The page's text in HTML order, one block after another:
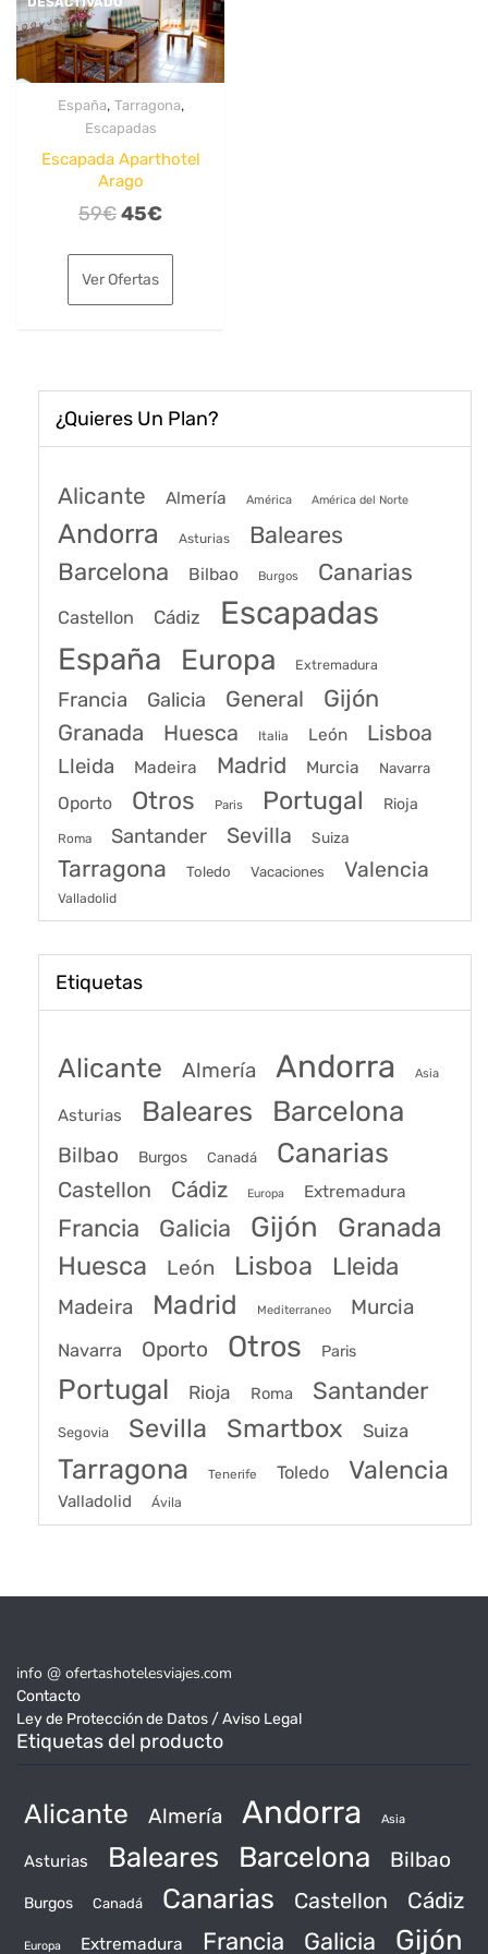
España, Tarragona,
Escapadas
Escapada Aparthotel
Arago
59€El
original
era:
45€El
es:
Ver Ofertas
¿Quieres Un Plan?
Alicante Almería América América del Norte
Andorra Asturias Baleares
Barcelona Bilbao Burgos Canarias
Castellon Cádiz Escapadas
España Europa Extremadura
Francia Galicia General Gijón
Granada Huesca Italia León Lisboa
Lleida Madeira Madrid Murcia Navarra
Oporto Otros Paris Portugal Rioja
Roma Santander Sevilla Suiza
Tarragona Toledo Vacaciones Valencia
Valladolid
Etiquetas
Alicante Almería Andorra Asia
Asturias Baleares Barcelona
Bilbao Burgos Canadá Canarias
Castellon Cádiz Europa Extremadura
Francia Galicia Gijón Granada
Huesca León Lisboa Lleida
Madeira Madrid Mediterraneo Murcia
Navarra Oporto Otros Paris
Portugal Rioja Roma Santander
Segovia Sevilla Smartbox Suiza
Tarragona Tenerife Toledo Valencia
Valladolid Ávila
info @ ofertashotelesviajes.com
Contacto
Ley de Protección de Datos / Aviso Legal
Etiquetas del producto
Alicante Almería Andorra Asia
Asturias Baleares Barcelona Bilbao
Burgos Canadá Canarias Castellon Cádiz
Europa Extremadura Francia Galicia Gijón